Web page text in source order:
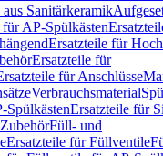
Sanitärkeramik
AP-Spülkästen
Ersatzteile für
Ersatzteile für
für Anschlüsse
Verbrauchsmaterial
SpülkästenErsatzteile für
ZubehörFüll- und
Ersatzteile für Füllventile